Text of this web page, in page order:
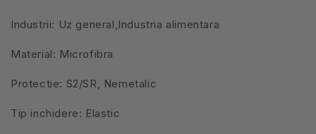
Industrii: Uz general,Industria alimentara
Material: Microfibra
Protectie: S2/SR, Nemetalic
Tip inchidere: Elastic